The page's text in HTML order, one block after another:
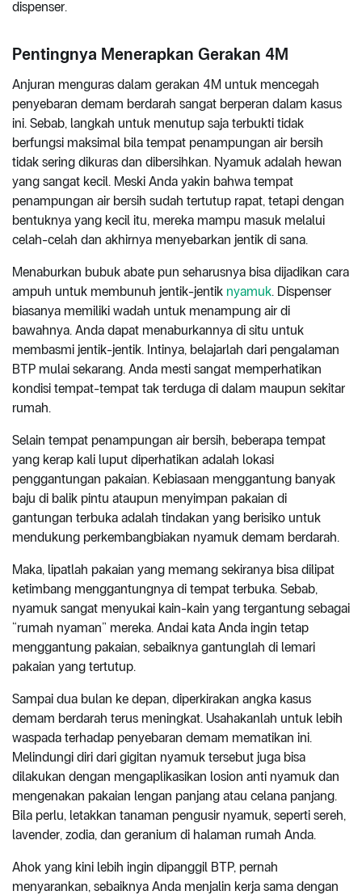
dispenser.
Pentingnya Menerapkan Gerakan 4M
Anjuran menguras dalam gerakan 4M untuk mencegah
penyebaran demam berdarah sangat berperan dalam kasus
ini. Sebab, langkah untuk menutup saja terbukti tidak
berfungsi maksimal bila tempat penampungan air bersih
tidak sering dikuras dan dibersihkan. Nyamuk adalah hewan
yang sangat kecil. Meski Anda yakin bahwa tempat
penampungan air bersih sudah tertutup rapat, tetapi dengan
bentuknya yang kecil itu, mereka mampu masuk melalui
celah-celah dan akhirnya menyebarkan jentik di sana.
Menaburkan bubuk abate pun seharusnya bisa dijadikan cara
ampuh untuk membunuh jentik-jentik nyamuk. Dispenser
biasanya memiliki wadah untuk menampung air di
bawahnya. Anda dapat menaburkannya di situ untuk
membasmi jentik-jentik. Intinya, belajarlah dari pengalaman
BTP mulai sekarang. Anda mesti sangat memperhatikan
kondisi tempat-tempat tak terduga di dalam maupun sekitar
rumah.
Selain tempat penampungan air bersih, beberapa tempat
yang kerap kali luput diperhatikan adalah lokasi
penggantungan pakaian. Kebiasaan menggantung banyak
baju di balik pintu ataupun menyimpan pakaian di
gantungan terbuka adalah tindakan yang berisiko untuk
mendukung perkembangbiakan nyamuk demam berdarah.
Maka, lipatlah pakaian yang memang sekiranya bisa dilipat
ketimbang menggantungnya di tempat terbuka. Sebab,
nyamuk sangat menyukai kain-kain yang tergantung sebagai
“rumah nyaman” mereka. Andai kata Anda ingin tetap
menggantung pakaian, sebaiknya gantunglah di lemari
pakaian yang tertutup.
Sampai dua bulan ke depan, diperkirakan angka kasus
demam berdarah terus meningkat. Usahakanlah untuk lebih
waspada terhadap penyebaran demam mematikan ini.
Melindungi diri dari gigitan nyamuk tersebut juga bisa
dilakukan dengan mengaplikasikan losion anti nyamuk dan
mengenakan pakaian lengan panjang atau celana panjang.
Bila perlu, letakkan tanaman pengusir nyamuk, seperti sereh,
lavender, zodia, dan geranium di halaman rumah Anda.
Ahok yang kini lebih ingin dipanggil BTP, pernah
menyarankan, sebaiknya Anda menjalin kerja sama dengan